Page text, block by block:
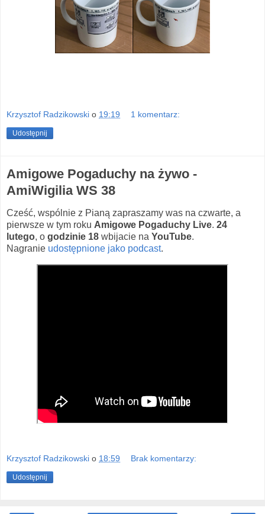
Krzysztof Radzikowski o 19:19 1 komentarz:
Udostępnij
Amigowe Pogaduchy na żywo -
AmiWigilia WS 38
Cześć, wspólnie z Pianą zapraszamy was na czwarte, a
pierwsze w tym roku Amigowe Pogaduchy Live. 24
lutego, o godzinie 18 wbijacie na YouTube.
Nagranie udostępnione jako podcast.
Krzysztof Radzikowski o 18:59 Brak komentarzy:
Udostępnij